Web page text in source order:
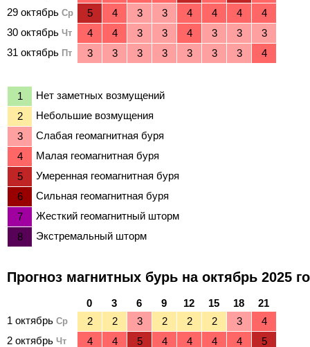
29 октябрь Ср
30 октябрь Чт
31 октябрь Пт
Нет заметных возмущений
Небольшие возмущения
Слабая геомагнитная буря
Малая геомагнитная буря
Умеренная геомагнитная буря
Сильная геомагнитная буря
Жесткий геомагнитный шторм
Экстремальный шторм
Прогноз магнитных бурь на октябрь 2025
0 3 6 9 12 15 18
21
1 октябрь Ср
2 октябрь Чт